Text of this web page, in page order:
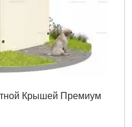
Крышей Премиум